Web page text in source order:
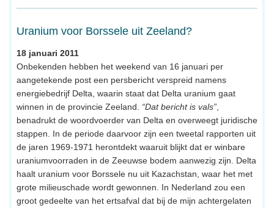
Uranium voor Borssele uit Zeeland?
18 januari 2011
Onbekenden hebben het weekend van 16 januari per
aangetekende post een persbericht verspreid namens
energiebedrijf Delta, waarin staat dat Delta uranium gaat
winnen in de provincie Zeeland. “Dat bericht is vals”
benadrukt de woordvoerder van Delta en overweegt juridische
stappen. In de periode daarvoor zijn een tweetal rapporten uit
de jaren 1969-1971 herontdekt waaruit blijkt dat er winbare
uraniumvoorraden in de Zeeuwse bodem aanwezig zijn. Delta
haalt uranium voor Borssele nu uit Kazachstan, waar het met
grote milieuschade wordt gewonnen. In Nederland zou een
groot gedeelte van het ertsafval dat bij de mijn achtergelaten